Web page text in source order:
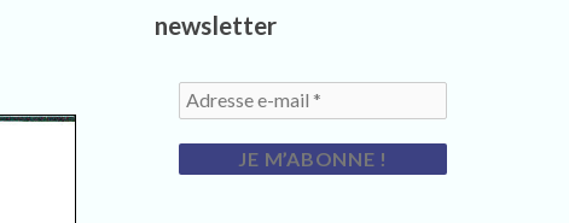
newsletter